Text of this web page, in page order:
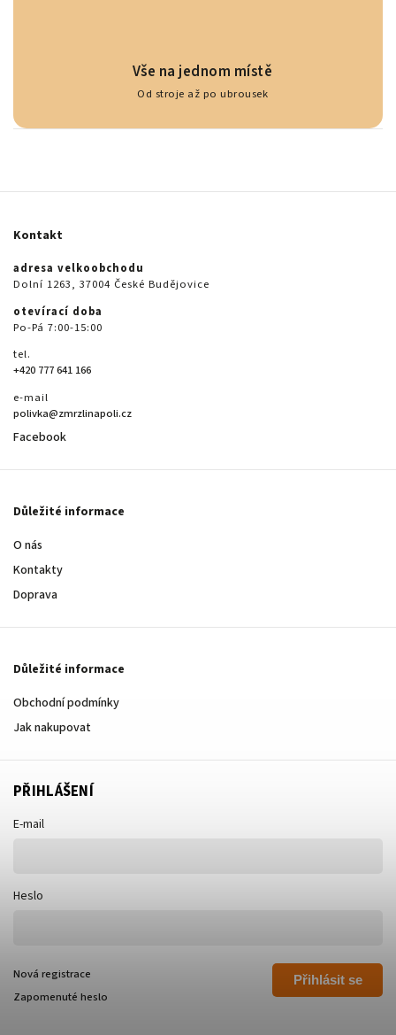
Vše na jednom místě
Od stroje až po ubrousek
Kontakt
adresa velkoobchodu
Dolní 1263, 37004 České Budějovice
otevírací doba
Po-Pá 7:00-15:00
tel.
+420 777 641 166
e-mail
polivka@zmrzlinapoli.cz
Facebook
Důležité informace
O nás
Kontakty
Doprava
Důležité informace
Obchodní podmínky
Jak nakupovat
PŘIHLÁŠENÍ
E-mail
Heslo
Přihlásit se
Nová registrace
Zapomenuté heslo